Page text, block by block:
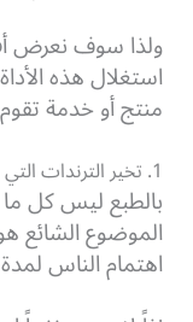
استغلال هذه
منتج أو خدمة
1. تخير الترندات التي تهم مجالك
بالطبع ليس كل
الموضوع الشائع
اهتمام الناس